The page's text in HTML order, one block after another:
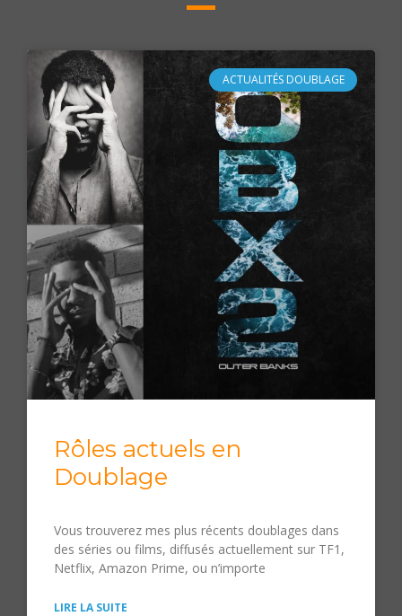
ACTUALITÉS DOUBLAGE
Rôles actuels en
Doublage
Vous trouverez mes plus récents doublages dans
des séries ou films, diffusés actuellement sur TF1,
Netflix, Amazon Prime, ou n’importe
LIRE LA SUITE